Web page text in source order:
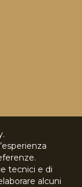
tecnici e di
alcuni